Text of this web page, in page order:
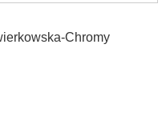
Chromy